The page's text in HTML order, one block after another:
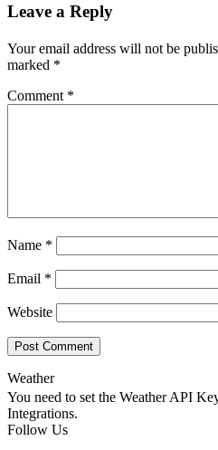
Leave a Reply
Your email address will not be
marked *
Comment *
Name *
Email *
Website
Weather
You need to set the Weather API
Integrations.
Follow Us